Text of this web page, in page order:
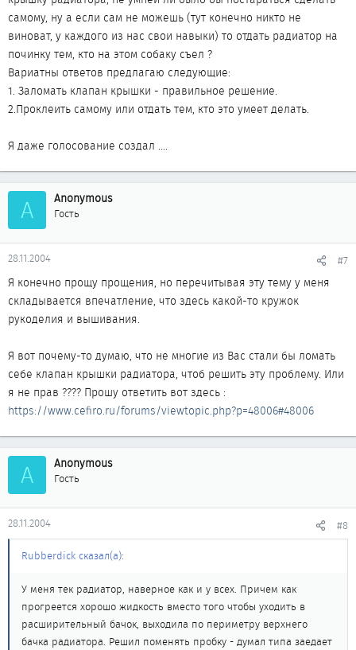
самому, ну а если сам не можешь (тут конечно никто не
виноват, у каждого из нас свои навыки) то отдать радиатор на
починку тем, кто на этом собаку съел ?
Вариатны ответов предлагаю следующие:
1. Заломать клапан крышки - правильное решение.
2.Проклеить самому или отдать тем, кто это умеет делать.
Я даже голосование создал ....
A Anonymous
Гость
28.11.2004 #7
Я конечно прощу прощения, но перечитывая эту тему у меня
складывается впечатление, что здесь какой-то кружок
рукоделия и вышивания.
Я вот почему-то думаю, что не многие из Вас стали бы ломать
себе клапан крышки радиатора, чтоб решить эту проблему. Или
я не прав ???? Прошу ответить вот здесь :
https://www.cefiro.ru/forums/viewtopic.php?p=48006#48006
A Anonymous
Гость
28.11.2004 #8
Rubberdick сказал(а):
У меня тек радиатор, наверное как и у всех. Причем как
прогреется хорошо жидкость вместо того чтобы уходить в
расширительный бачок, выходила по периметру верхнего
бачка радиатора. Решил поменять пробку - думал типа заедает